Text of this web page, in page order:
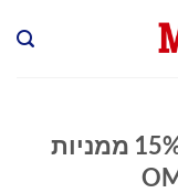
סטונשילד קפיטל רוכשת 15% ממניות